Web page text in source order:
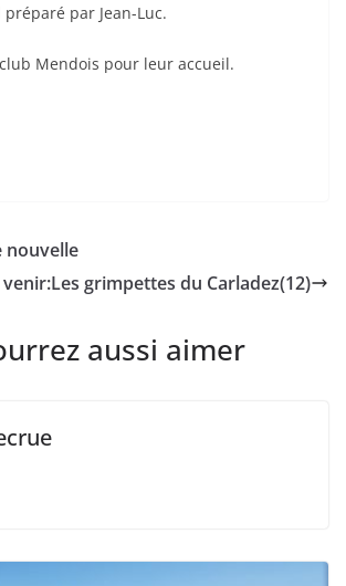
par Jean-Luc.
Mendois pour leur accueil.
nouvelle
venir:Les grimpettes du Carladez(12)
aussi aimer